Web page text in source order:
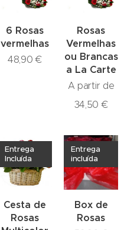
6 Rosas
vermelhas
48,90 €
Rosas
Vermelhas
ou Brancas
a La Carte
A partir de
34,50 €
Cesta de
Rosas
Entrega
Incluída
Box de
Rosas
Entrega
incluída